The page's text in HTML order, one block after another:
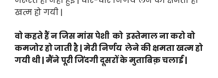
खत्म हो गयी |
वो कहते हैं न जिस मांस पेशी को इस्तेमाल ना करो वो
कमजोर हो जाती है | मेरी निर्णय लेने की क्षमता खत्म हो
गयी थी | मैंने पूरी जिंदगी दूसरों के मुताबिक़ चलाई |